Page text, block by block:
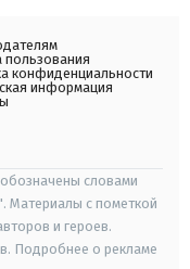
пользования
конфиденциальности
информация
словами
Материалы с пометкой
и героев.
Подробнее о рекламе